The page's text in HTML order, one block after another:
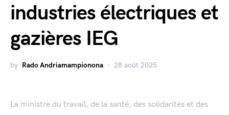
industries électriques et
gazières IEG
by Rado Andriamampionona 28 août 2025
La ministre du travail, de la santé, des solidarités et des